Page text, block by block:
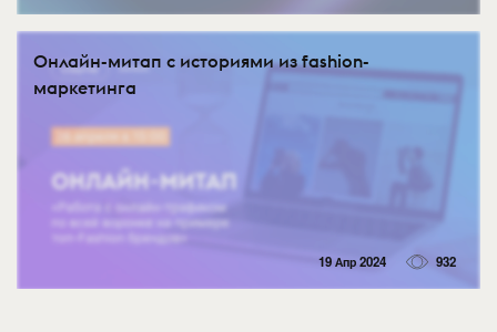
Онлайн-митап с историями из fashion-
маркетинга
19 Апр 2024 932